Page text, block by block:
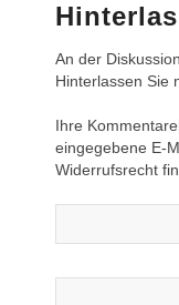
An der
Hinterlassen Sie
Ihre
eingegebene E-
Widerrufsrecht